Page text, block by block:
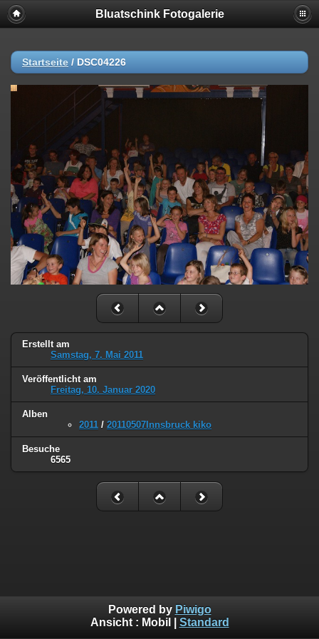
Bluatschink Fotogalerie
Startseite / DSC04226
Erstellt am
Samstag, 7. Mai 2011
Veröffentlicht am
Freitag, 10. Januar 2020
Alben
2011 / 20110507Innsbruck kiko
Besuche
6565
Powered by Piwigo
Ansicht : Mobil Standard